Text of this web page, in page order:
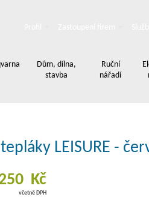
Dům, dílna,
stavba
Ruční
nářadí
LEISURE -
Kč
včetně DPH